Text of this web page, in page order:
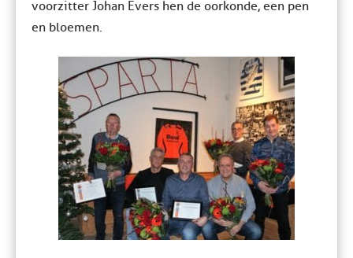
voorzitter Johan Evers hen de oorkonde, een pen
en bloemen.